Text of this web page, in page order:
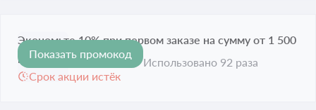
-10%
Экономьте 10% при первом заказе на сумму от 1 500
рублей
Срок акции истёк
Показать промокод
Использовано 92 раза